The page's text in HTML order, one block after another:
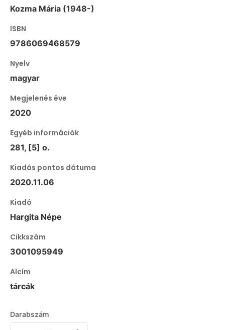
Kozma Mária (1948-)
ISBN
9786069468579
Nyelv
magyar
Megjelenés éve
2020
Egyéb információk
281, [5] o.
Kiadás pontos dátuma
2020.11.06
Kiadó
Hargita Népe
Cikkszám
3001095949
Alcím
tárcák
Darabszám